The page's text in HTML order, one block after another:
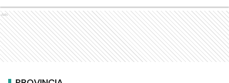
Ads